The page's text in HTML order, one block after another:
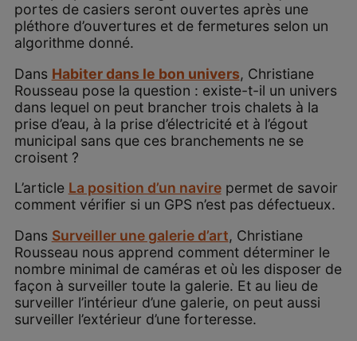
portes de casiers seront ouvertes après une
pléthore d’ouvertures et de fermetures selon un
algorithme donné.
Dans Habiter dans le bon univers, Christiane
Rousseau pose la question : existe-t-il un univers
dans lequel on peut brancher trois chalets à la
prise d’eau, à la prise d’électricité et à l’égout
municipal sans que ces branchements ne se
croisent ?
L’article La position d’un navirepermet de savoir
comment vérifier si un GPS n’est pas défectueux.
Dans Surveiller une galerie d’art, Christiane
Rousseau nous apprend comment déterminer le
nombre minimal de caméras et où les disposer de
façon à surveiller toute la galerie. Et au lieu de
surveiller l’intérieur d’une galerie, on peut aussi
surveiller l’extérieur d’une forteresse.